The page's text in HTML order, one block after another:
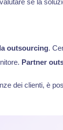
se la
outsourcing.
Partner
dei clienti, è